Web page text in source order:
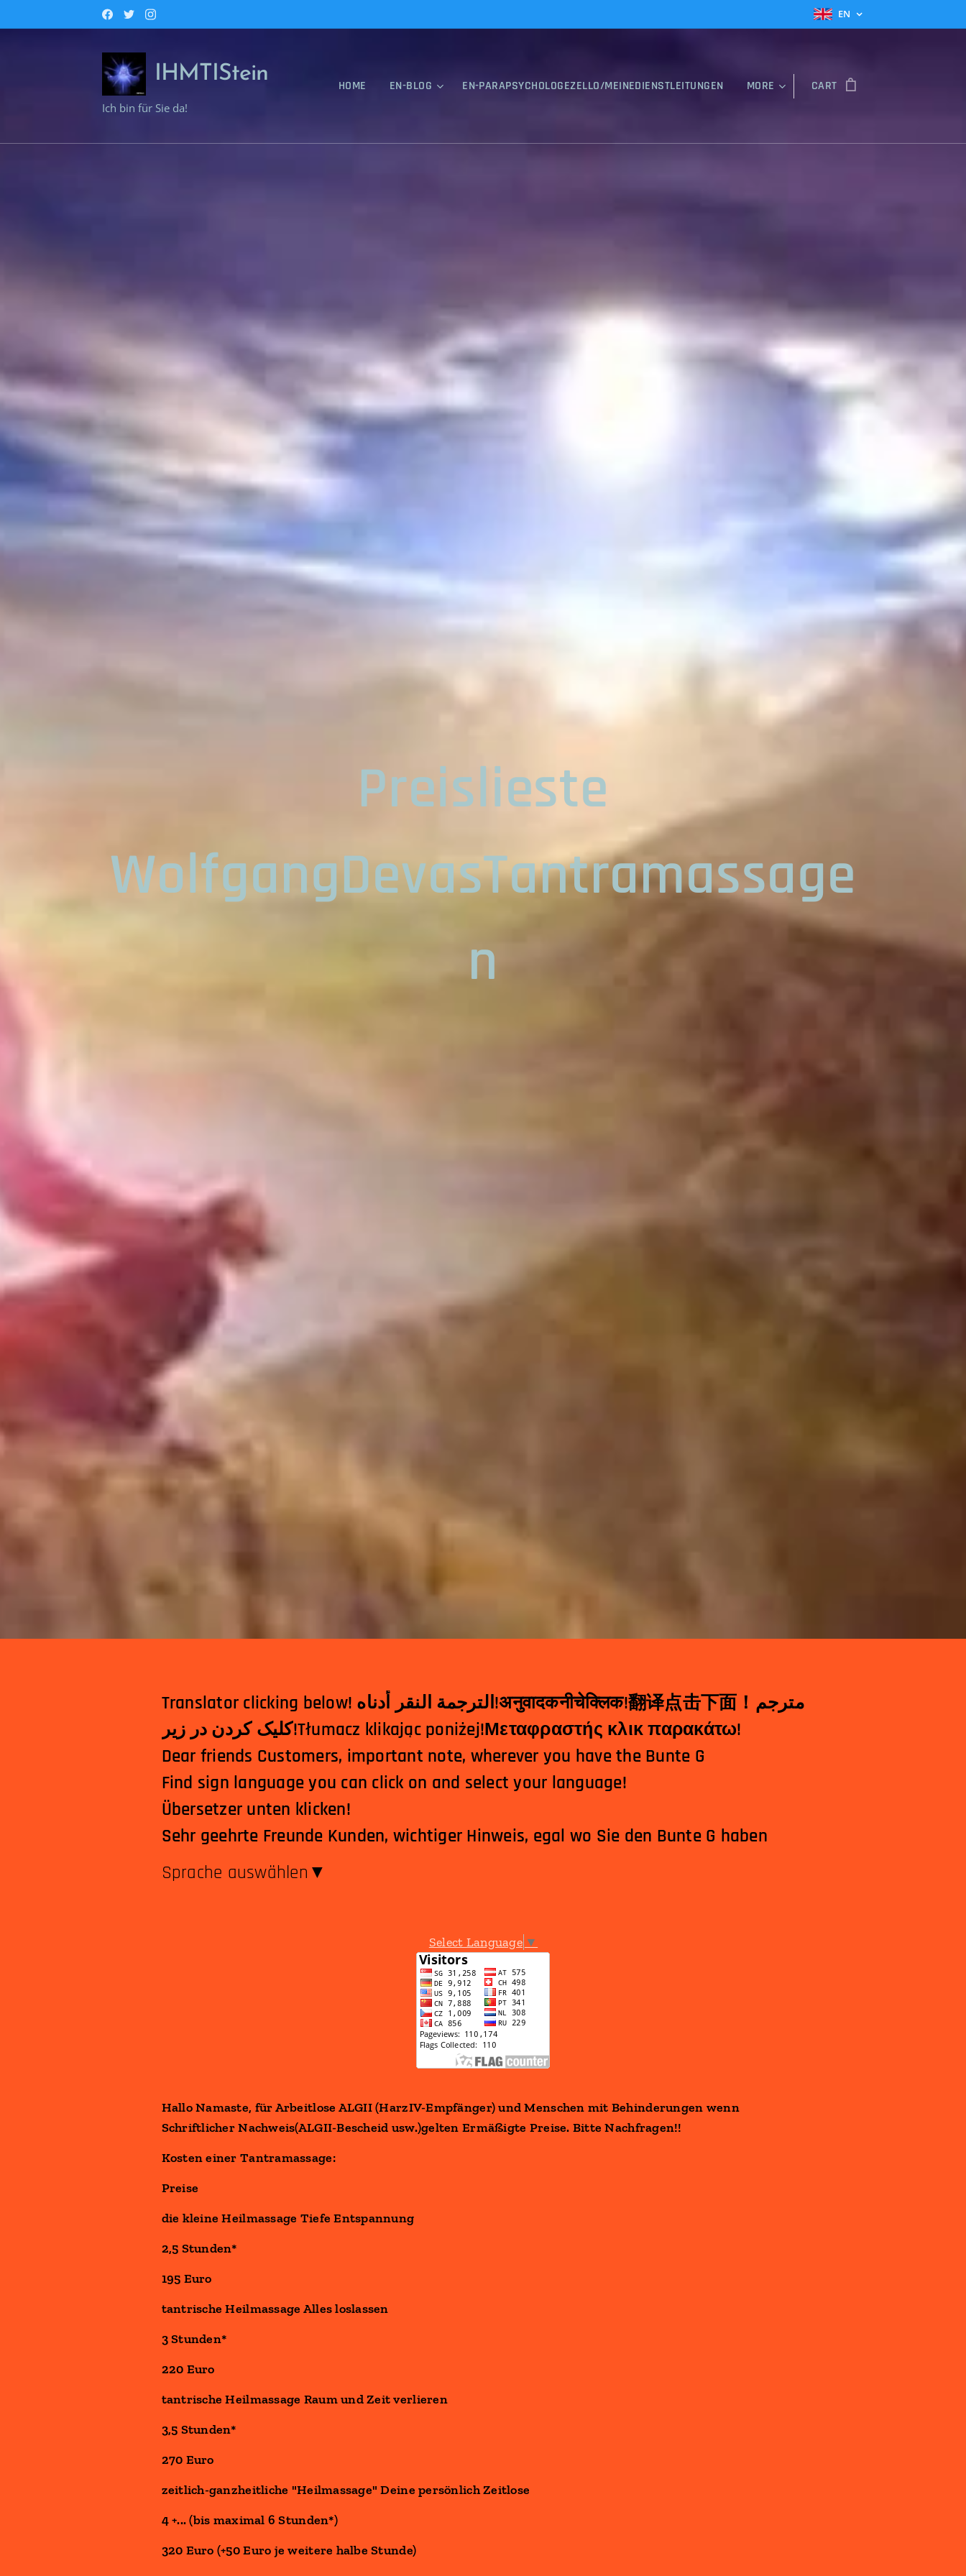
EN
IHMTIStein
Ich bin für Sie da!
HOME EN-BLOG EN-PARAPSYCHOLOGEZELLO/MEINEDIENSTLEITUNGEN MORE CART
Preislieste
WolfgangDevasTantramassage
n
Translator clicking below! الترجمة النقر أدناه!अनुवादकनीचेक्लिक!翻译点击下面！ مترجم
کلیک کردن در زیر!Tłumacz klikając poniżej!Μεταφραστής κλικ παρακάτω!
Dear friends Customers, important note, wherever you have the Bunte G
Find sign language you can click on and select your language!
Übersetzer unten klicken!
Sehr geehrte Freunde Kunden, wichtiger Hinweis, egal wo Sie den Bunte G haben
Sprache auswählen​▼
Select Language ▼
Hallo Namaste, für Arbeitlose ALGII (HarzIV-Empfänger) und Menschen mit Behinderungen wenn
Schriftlicher Nachweis(ALGII-Bescheid usw.)gelten Ermäßigte Preise. Bitte Nachfragen!!
Kosten einerTantramassage:
Preise
die kleine Heilmassage Tiefe Entspannung
2,5 Stunden*
195 Euro
tantrische Heilmassage Alles loslassen
3 Stunden*
220 Euro
tantrische Heilmassage Raum und Zeit verlieren
3,5 Stunden*
270 Euro
zeitlich-ganzheitliche "Heilmassage" Deine persönlich Zeitlose
4 +... (bis maximal 6 Stunden*)
320 Euro (+50 Euro je weitere halbe Stunde)